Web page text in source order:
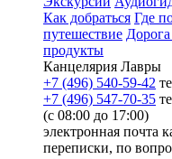
Как добраться Где
путешествие
продукты
Канцелярия Лавры
+7 (496) 540-59-42
+7 (496) 547-70-35
(с 08:00 до 17:00)
электронная почта
переписки, по